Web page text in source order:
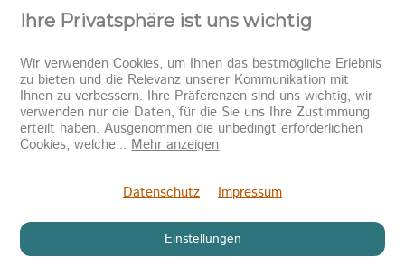
Newsletter abonnieren
Ihre Privatsphäre ist uns wichtig
Wir verwenden Cookies, um Ihnen das bestmögliche Erlebnis
zu bieten und die Relevanz unserer Kommunikation mit
Ihnen zu verbessern. Ihre Präferenzen sind uns wichtig, wir
verwenden nur die Daten, für die Sie uns Ihre Zustimmung
erteilt haben. Ausgenommen die unbedingt erforderlichen
Cookies, welche... Mehr anzeigen
Datenschutz Impressum
Einstellungen